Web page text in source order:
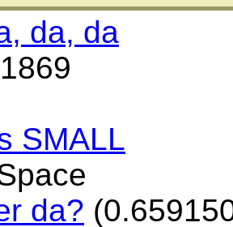
da, da
SMALL
da?